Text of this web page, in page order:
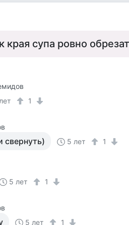
супа ровно
1
свернуть) 5 лет 1
5 лет 1
5 лет 1